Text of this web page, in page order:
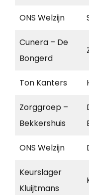
ONS Welzijn
Cunera – De
Bongerd
Ton Kanters
Zorggroep –
Bekkershuis
ONS Welzijn
Keurslager
Kluijtmans